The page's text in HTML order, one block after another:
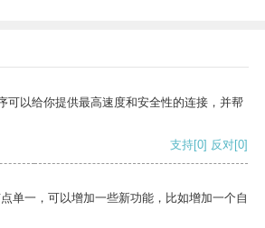
可以给你提供最高速度和安全性的连接，并帮
支持[0] 反对[0]
单一，可以增加一些新功能，比如增加一个自